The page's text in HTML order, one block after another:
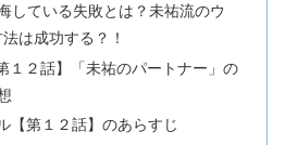
している失敗とは？未祐流のウ
は成功する？！
１２話】「未祐のパートナー」の
【第１２話】のあらすじ